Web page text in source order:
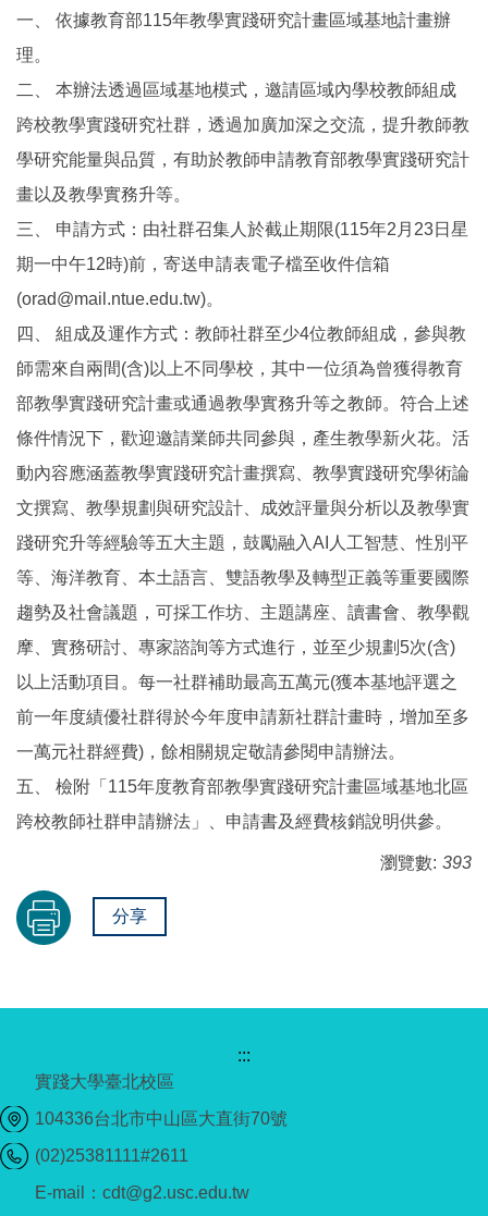
一、 依據教育部115年教學實踐研究計畫區域基地計畫辦
理。
二、 本辦法透過區域基地模式，邀請區域內學校教師組成
跨校教學實踐研究社群，透過加廣加深之交流，提升教師教
學研究能量與品質，有助於教師申請教育部教學實踐研究計
畫以及教學實務升等。
三、 申請方式：由社群召集人於截止期限(115年2月23日星
期一中午12時)前，寄送申請表電子檔至收件信箱
(orad@mail.ntue.edu.tw)。
四、 組成及運作方式：教師社群至少4位教師組成，參與教
師需來自兩間(含)以上不同學校，其中一位須為曾獲得教育
部教學實踐研究計畫或通過教學實務升等之教師。符合上述
條件情況下，歡迎邀請業師共同參與，產生教學新火花。活
動內容應涵蓋教學實踐研究計畫撰寫、教學實踐研究學術論
文撰寫、教學規劃與研究設計、成效評量與分析以及教學實
踐研究升等經驗等五大主題，鼓勵融入AI人工智慧、性別平
等、海洋教育、本土語言、雙語教學及轉型正義等重要國際
趨勢及社會議題，可採工作坊、主題講座、讀書會、教學觀
摩、實務研討、專家諮詢等方式進行，並至少規劃5次(含)
以上活動項目。每一社群補助最高五萬元(獲本基地評選之
前一年度績優社群得於今年度申請新社群計畫時，增加至多
一萬元社群經費)，餘相關規定敬請參閱申請辦法。
五、 檢附「115年度教育部教學實踐研究計畫區域基地北區
跨校教師社群申請辦法」、申請書及經費核銷說明供參。
瀏覽數: 393
分享
:::
實踐大學臺北校區
104336台北市中山區大直街70號
(02)25381111#2611
E-mail：cdt@g2.usc.edu.tw